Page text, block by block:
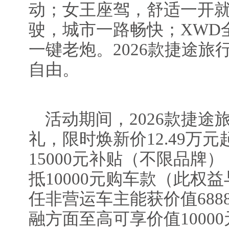
动；女王座驾，舒适一开
驶，城市一路畅快；XWD
一键老炮。2026款捷途旅
自由。
活动期间，2026款捷途
礼，限时焕新价12.49万元
15000元补贴（不限品牌
抵10000元购车款（此权
任非营运车主能获价值
融方面至高可享价值